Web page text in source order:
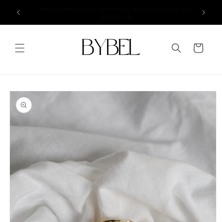
directamente
24 de
Carrito
directamente
a la
información
del producto